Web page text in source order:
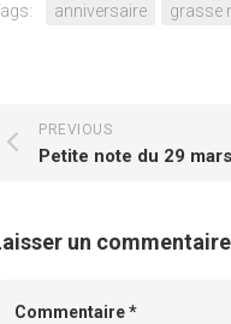
anniversaire grasse
PREVIOUS
Petite note du 29
un commentaire
Commentaire*